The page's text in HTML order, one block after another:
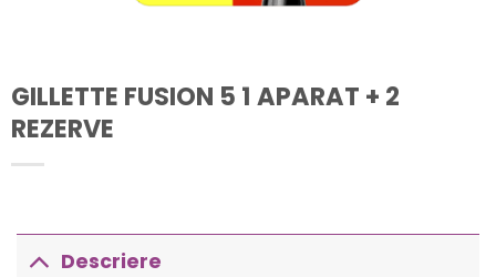
GILLETTE FUSION 5 1 APARAT + 2
REZERVE
Descriere